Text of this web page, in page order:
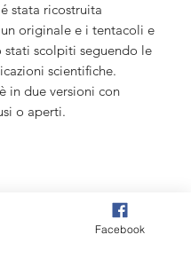
stata ricostruita
originale e i tentacoli e
stati scolpiti seguendo le
scientifiche.
in due versioni con
o aperti.
tecniche:
Facebook